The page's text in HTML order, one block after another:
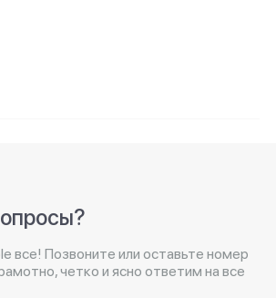
все! Позвоните или оставьте номер
четко и ясно ответим на все